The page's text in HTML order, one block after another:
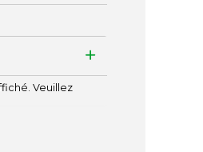
Veuillez